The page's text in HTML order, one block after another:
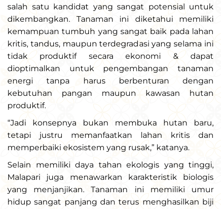
salah satu kandidat yang sangat potensial untuk
dikembangkan. Tanaman ini diketahui memiliki
kemampuan tumbuh yang sangat baik pada lahan
kritis, tandus, maupun terdegradasi yang selama ini
tidak produktif secara ekonomi & dapat
dioptimalkan untuk pengembangan tanaman
energi tanpa harus berbenturan dengan
kebutuhan pangan maupun kawasan hutan
produktif.
“Jadi konsepnya bukan membuka hutan baru,
tetapi justru memanfaatkan lahan kritis dan
memperbaiki ekosistem yang rusak,” katanya.
Selain memiliki daya tahan ekologis yang tinggi,
Malapari juga menawarkan karakteristik biologis
yang menjanjikan. Tanaman ini memiliki umur
hidup sangat panjang dan terus menghasilkan biji